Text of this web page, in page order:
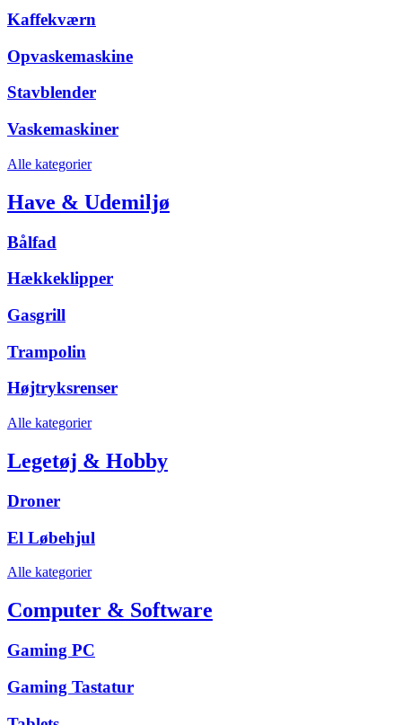
Kaffekværn
Opvaskemaskine
Stavblender
Vaskemaskiner
Alle kategorier
Have & Udemiljø
Bålfad
Hækkeklipper
Gasgrill
Trampolin
Højtryksrenser
Alle kategorier
Legetøj & Hobby
Droner
El Løbehjul
Alle kategorier
Computer & Software
Gaming PC
Gaming Tastatur